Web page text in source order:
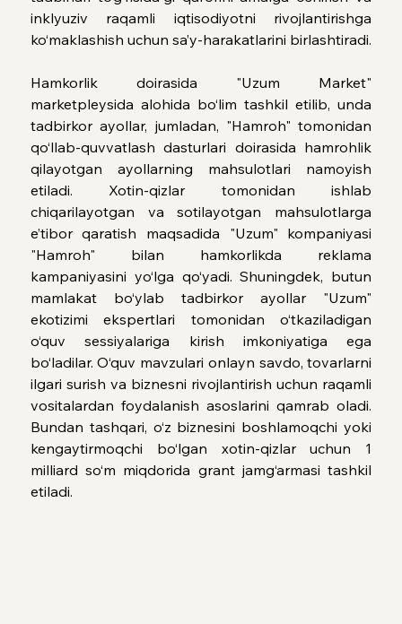
inklyuziv raqamli iqtisodiyotni rivojlantirishga
ko‘maklashish uchun sa’y-harakatlarini birlashtiradi.
Hamkorlik doirasida "Uzum Market"
marketpleysida alohida bo‘lim tashkil etilib, unda
tadbirkor ayollar, jumladan, "Hamroh" tomonidan
qo‘llab-quvvatlash dasturlari doirasida hamrohlik
qilayotgan ayollarning mahsulotlari namoyish
etiladi. Xotin-qizlar tomonidan ishlab
chiqarilayotgan va sotilayotgan mahsulotlarga
e’tibor qaratish maqsadida "Uzum" kompaniyasi
"Hamroh" bilan hamkorlikda reklama
kampaniyasini yo‘lga qo‘yadi. Shuningdek, butun
mamlakat bo‘ylab tadbirkor ayollar "Uzum"
ekotizimi ekspertlari tomonidan o‘tkaziladigan
o‘quv sessiyalariga kirish imkoniyatiga ega
bo‘ladilar. O‘quv mavzulari onlayn savdo, tovarlarni
ilgari surish va biznesni rivojlantirish uchun raqamli
vositalardan foydalanish asoslarini qamrab oladi.
Bundan tashqari, o‘z biznesini boshlamoqchi yoki
kengaytirmoqchi bo‘lgan xotin-qizlar uchun 1
milliard so‘m miqdorida grant jamg‘armasi tashkil
etiladi.